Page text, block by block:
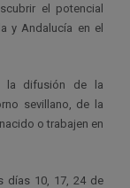
el potencial
y Andalucía en el
la difusión de la
sevillano, de la
o trabajen en
días 10, 17, 24 de